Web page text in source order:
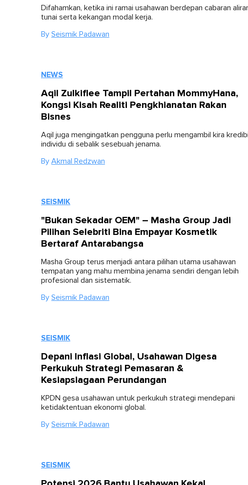
Difahamkan, ketika ini ramai usahawan berdepan cabaran
tunai serta kekangan modal kerja.
By Seismik Padawan
NEWS
Aqil Zulkiflee Tampil Pertahan MommyHana,
Kongsi Kisah Realiti Pengkhianatan Rakan
Bisnes
Aqil juga mengingatkan pengguna perlu mengambil kira
individu di sebalik sesebuah jenama.
By Akmal Redzwan
SEISMIK
"Bukan Sekadar OEM" – Masha Group Jadi
Pilihan Selebriti Bina Empayar Kosmetik
Bertaraf Antarabangsa
Masha Group terus menjadi antara pilihan utama usahawan
tempatan yang mahu membina jenama sendiri dengan lebih
profesional dan sistematik.
By Seismik Padawan
SEISMIK
Depani Inflasi Global, Usahawan Digesa
Perkukuh Strategi Pemasaran &
Kesiapsiagaan Perundangan
KPDN gesa usahawan untuk perkukuh strategi mendepani
ketidaktentuan ekonomi global.
By Seismik Padawan
SEISMIK